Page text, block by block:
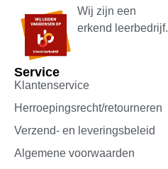
Wij zijn een
erkend leerbedrijf.
Service
Klantenservice
Herroepingsrecht/retourneren
Verzend- en leveringsbeleid
Algemene voorwaarden